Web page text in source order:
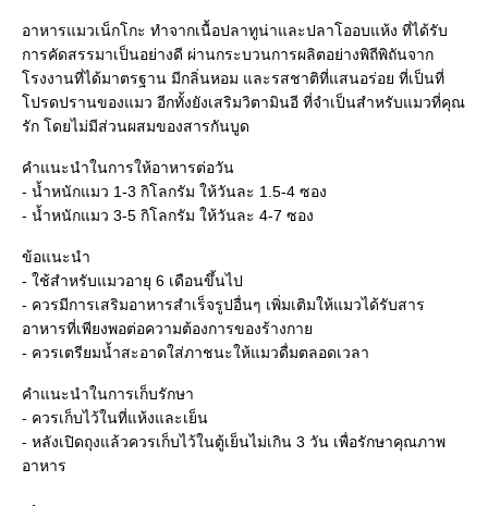
อาหารแมวเน็กโกะ ทำจากเนื้อปลาทูน่าและปลาโออบแห้ง ที่ได้รับ
การคัดสรรมาเป็นอย่างดี ผ่านกระบวนการผลิตอย่างพิถีพิถันจาก
โรงงานที่ได้มาตรฐาน มีกลิ่นหอม และรสชาติที่แสนอร่อย ที่เป็นที่
โปรดปรานของแมว อีกทั้งยังเสริมวิตามินอี ที่จำเป็นสำหรับแมวที่คุณ
รัก โดยไม่มีส่วนผสมของสารกันบูด
คำแนะนำในการให้อาหารต่อวัน
- น้ำหนักแมว 1-3 กิโลกรัม ให้วันละ 1.5-4 ซอง
- น้ำหนักแมว 3-5 กิโลกรัม ให้วันละ 4-7 ซอง
ข้อแนะนำ
- ใช้สำหรับแมวอายุ 6 เดือนขึ้นไป
- ควรมีการเสริมอาหารสำเร็จรูปอื่นๆ เพิ่มเติมให้แมวได้รับสาร
อาหารที่เพียงพอต่อความต้องการของร้างกาย
- ควรเตรียมน้ำสะอาดใส่ภาชนะให้แมวดื่มตลอดเวลา
คำแนะนำในการเก็บรักษา
- ควรเก็บไว้ในที่แห้งและเย็น
- หลังเปิดถุงแล้วควรเก็บไว้ในตู้เย็นไม่เกิน 3 วัน เพื่อรักษาคุณภาพ
อาหาร